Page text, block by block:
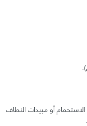
أو مبيدات النطاف